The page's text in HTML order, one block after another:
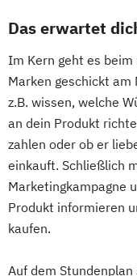
Das erwartet
Im Kern geht es
Marken geschickt am
z.B. wissen, welche
an dein Produkt
zahlen oder ob er
einkauft. Schließlich
Marketingkampagne
Produkt informieren
kaufen.
Auf dem Stundenplan